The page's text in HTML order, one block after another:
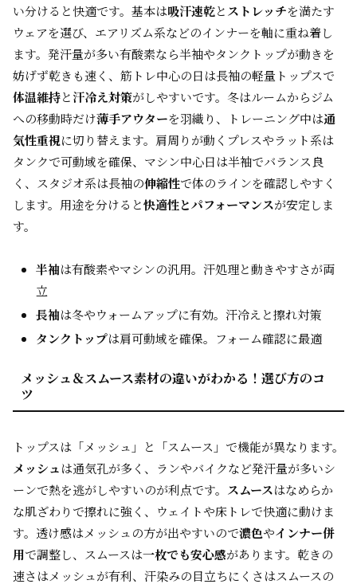
い分けると快適です。基本は吸汗速乾と ストレッチを満たす
ウェアを選び、エアリズム系などのインナーを軸に重ね着し
ます。発汗量が多い有酸素なら半袖やタンクトップが動きを
妨げず乾きも速く、筋トレ中心の日は長袖の軽量トップスで
体温維持と汗冷え対策がしやすいです。冬はルームからジム
への移動時だけ薄手アウターを羽織り、トレーニング中は通
気性重視に切り替えます。肩周りが動くプレスやラット系は
タンクで可動域を確保、マシン中心日は半袖でバランス良
く、スタジオ系は長袖の伸縮性で体のラインを確認しやすく
します。用途を分けると快適性とパフォーマンスが安定しま
す。
半袖は有酸素やマシンの汎用。汗処理と動きやすさが両
立
長袖は冬やウォームアップに有効。汗冷えと擦れ対策
タンクトップは肩可動域を確保。フォーム確認に最適
メッシュ＆スムース素材の違いがわかる！選び方のコ
ツ
トップスは「メッシュ」と「スムース」で機能が異なります。
メッシュは通気孔が多く、ランやバイクなど発汗量が多いシ
ーンで熱を逃がしやすいのが利点です。 スムースはなめらか
な肌ざわりで擦れに強く、ウェイトや床トレで快適に動けま
す。透け感はメッシュの方が出やすいので濃色やインナー併
用で調整し、スムースは一枚でも安心感があります。乾きの
速さはメッシュが有利、汗染みの目立ちにくさはスムースの